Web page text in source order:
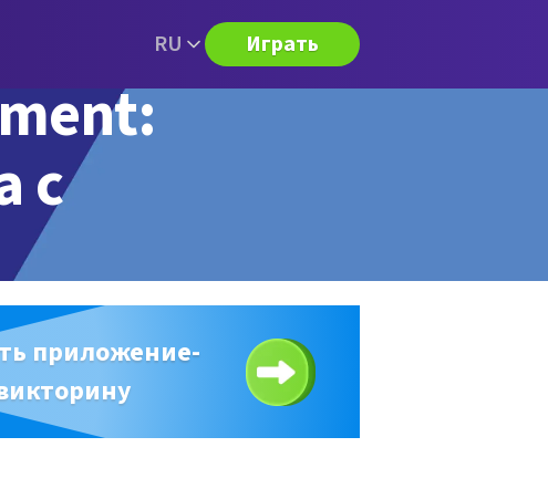
RU Играть
с
приложение-